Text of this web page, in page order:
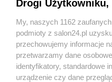
Sport
Społeczeństwo
Kultura
Drogi Użytkowniku,
My, naszych 1162
podmioty z salon24.pl
przechowujemy informacje
przetwarzamy dane
identyfikatory, standardowe
urządzenie czy dane